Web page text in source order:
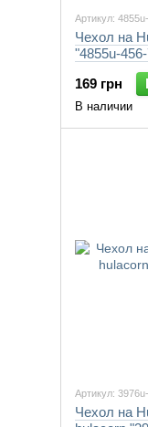
Артикул:
Чехол на
"4855u-
169 грн
В наличии
Артикул:
Чехол на